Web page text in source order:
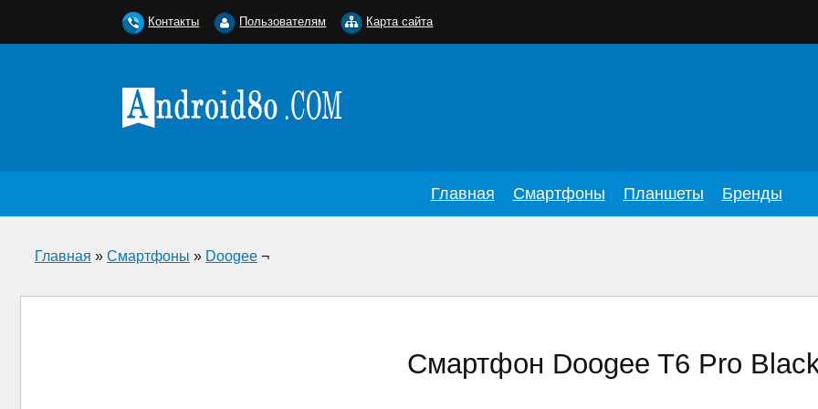
Главная Смартфоны Планшеты Бренды
Главная » Смартфоны » Doogee ¬
Смартфон Doogee T6 Pro
Контакты Пользователям Карта сайта